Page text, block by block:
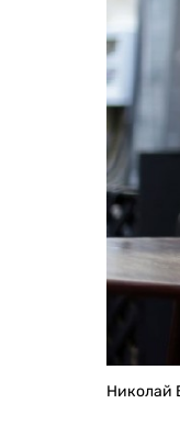
Николай